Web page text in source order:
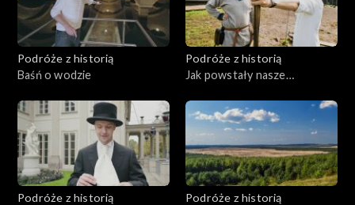
Podróże z historią
Baśń o wodzie
Podróże z historią
Jak powstały nasze
Podróże z historią
Podróże z historią